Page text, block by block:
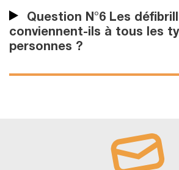
Question N°6 Les
conviennent-ils à tous les
personnes ?